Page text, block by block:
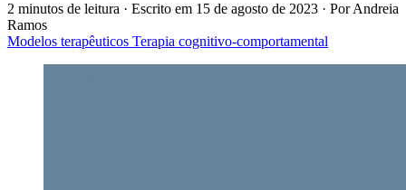
2 minutos de leitura · Escrito em 15 de agosto de 2023 · PorAndreia
Ramos
Modelos terapêuticos Terapia cognitivo-comportamental